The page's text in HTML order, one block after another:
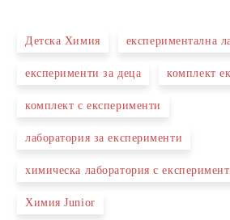
Детска Химия експериментална
експерименти за деца комплект
комплект с експерименти
лаборатория за експерименти
химическа лаборатория с
Химия Junior